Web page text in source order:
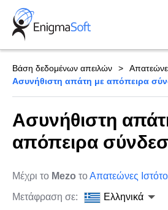
Skip
content
Βάση δεδομένων απειλών
Ασυνήθιστη απάτη με απόπειρα
Ασυνήθιστη
απόπειρα
Μέχρι το Mezo τοΑπατεώνες
Μετάφραση σε:
Ελληνικά